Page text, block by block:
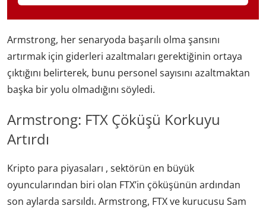
Armstrong, her senaryoda başarılı olma şansını
artırmak için giderleri azaltmaları gerektiğinin ortaya
çıktığını belirterek, bunu personel sayısını azaltmaktan
başka bir yolu olmadığını söyledi.
Armstrong: FTX Çöküşü Korkuyu
Artırdı
Kripto para piyasaları , sektörün en büyük
oyuncularından biri olan FTX’in çöküşünün ardından
son aylarda sarsıldı. Armstrong, FTX ve kurucusu Sam